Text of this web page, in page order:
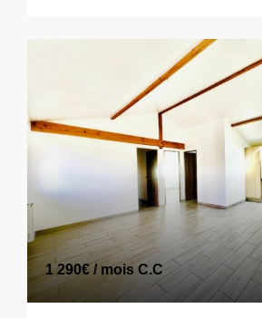
1 290€ / mois C.C